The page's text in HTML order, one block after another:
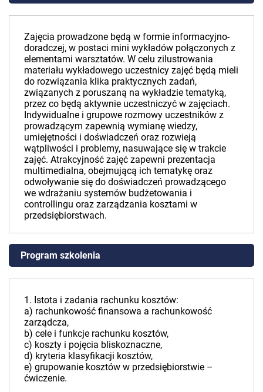
Zajęcia prowadzone będą w formie informacyjno-
doradczej, w postaci mini wykładów połączonych z
elementami warsztatów. W celu zilustrowania
materiału wykładowego uczestnicy zajęć będą mieli
do rozwiązania klika praktycznych zadań,
związanych z poruszaną na wykładzie tematyką,
przez co będą aktywnie uczestniczyć w zajęciach.
Indywidualne i grupowe rozmowy uczestników z
prowadzącym zapewnią wymianę wiedzy,
umiejętności i doświadczeń oraz rozwieją
wątpliwości i problemy, nasuwające się w trakcie
zajęć. Atrakcyjność zajęć zapewni prezentacja
multimedialna, obejmującą ich tematykę oraz
odwoływanie się do doświadczeń prowadzącego
we wdrażaniu systemów budżetowania i
controllingu oraz zarządzania kosztami w
przedsiębiorstwach.
Program szkolenia
1. Istota i zadania rachunku kosztów:
a) rachunkowość finansowa a rachunkowość
zarządcza,
b) cele i funkcje rachunku kosztów,
c) koszty i pojęcia bliskoznaczne,
d) kryteria klasyfikacji kosztów,
e) grupowanie kosztów w przedsiębiorstwie –
ćwiczenie.